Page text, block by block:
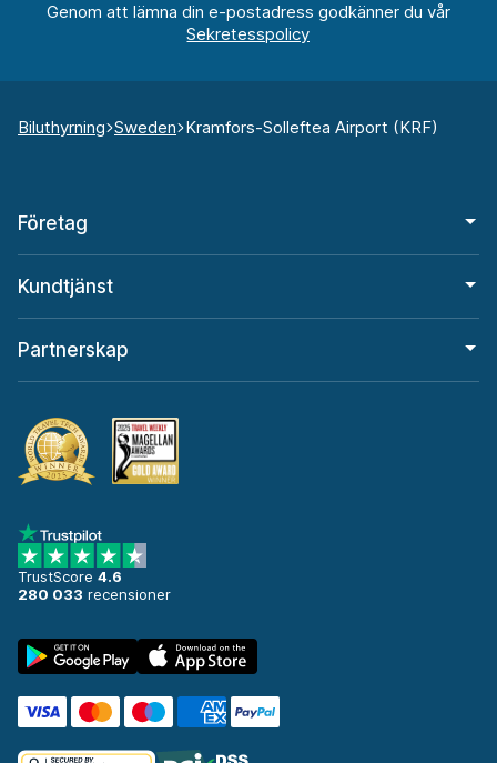
Genom att lämna din e-postadress godkänner du vår
Biluthyrning Sweden Kramfors-Solleftea Airport (KRF)
Företag
Kundtjänst
Partnerskap
TrustScore 4.6
280 033 recensioner